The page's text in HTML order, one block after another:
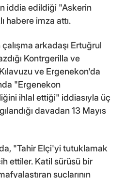
iddia edildiği "Askerin
habere imza attı.
arkadaşı Ertuğrul
Kontrgerilla ve
ve Ergenekon'da
"Ergenekon
ihlal ettiği" iddiasıyla üç
davadan 13 Mayıs
"Tahir Elçi'yi tutuklamak
ettiler. Katil sürüsü bir
suçlarının